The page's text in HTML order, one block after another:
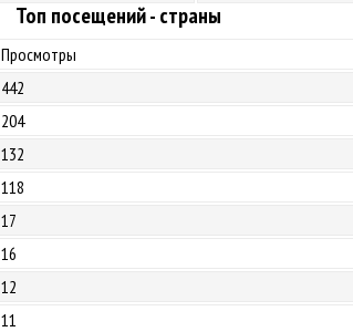
Топ посещений - страны
Просмотры
442
204
132
118
17
16
12
11